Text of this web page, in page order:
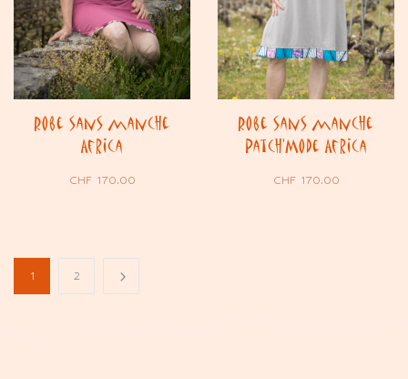
Robe sans manche
Africa
CHF170.00
Robe sans manche
Patch’Mode Africa
CHF170.00
1 2